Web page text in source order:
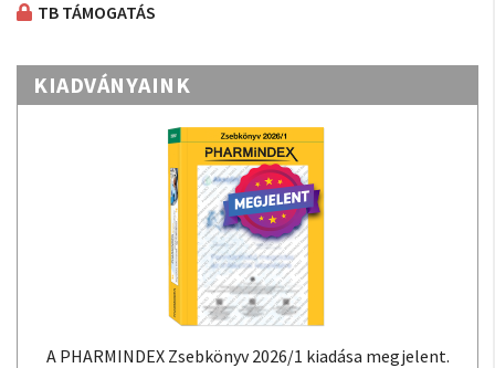
TB TÁMOGATÁS
KIADVÁNYAINK
A PHARMINDEX Zsebkönyv 2026/1 kiadása megjelent.